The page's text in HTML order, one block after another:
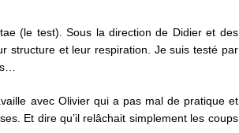
(le test). Sous la direction de Didier et des
structure et leur respiration. Je suis testé par
avec Olivier qui a pas mal de pratique et
Et dire qu’il relâchait simplement les coups